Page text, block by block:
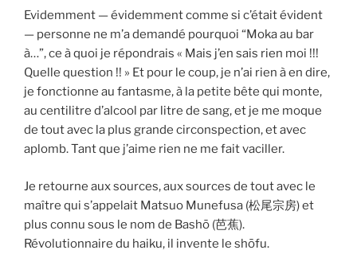
Evidemment — évidemment comme si c’était évident
— personne ne m’a demandé pourquoi “Moka au bar
à…”, ce à quoi je répondrais « Mais j’en sais rien moi !!!
Quelle question !! » Et pour le coup, je n’ai rien à en dire,
je fonctionne au fantasme, à la petite bête qui monte,
au centilitre d’alcool par litre de sang, et je me moque
de tout avec la plus grande circonspection, et avec
aplomb. Tant que j’aime rien ne me fait vaciller.
Je retourne aux sources, aux sources de tout avec le
maître qui s’appelait Matsuo Munefusa (松尾宗房) et
plus connu sous le nom de Bashō (芭蕉).
Révolutionnaire du haiku, il invente le shōfu.